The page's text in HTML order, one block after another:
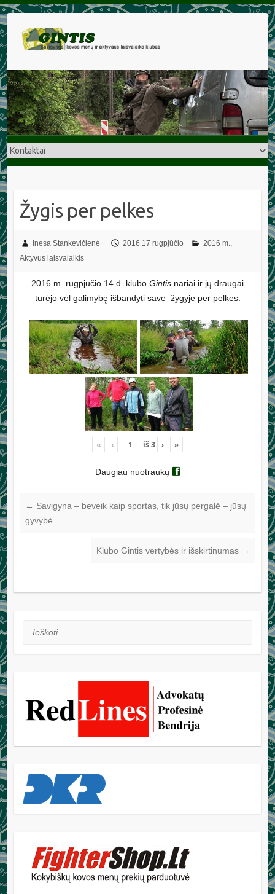
Žygis per pelkes
Inesa Stankevičienė 2016 17 rugpjūčio 2016 m.
Aktyvus laisvalaikis
2016 m. rugpjūčio 14 d. klubo Gintis nariai ir jų draugai
turėjo vėl galimybę išbandyti save žygyje per pelkes.
« ‹ iš3 › »
Daugiau nuotraukų
← Savigyna – beveik kaip sportas, tik jūsų pergalė – jūsų
gyvybė
Klubo Gintis vertybės ir išskirtinumas →
Ieškoti